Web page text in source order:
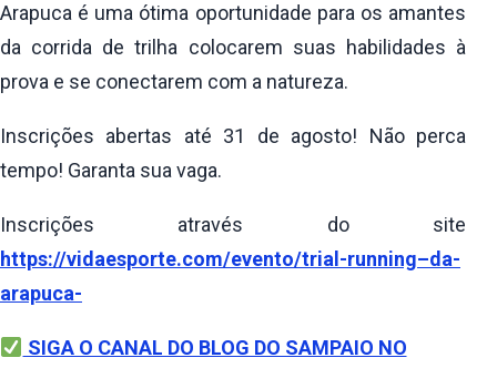
Arapuca é uma ótima oportunidade para os amantes
da corrida de trilha colocarem suas habilidades à
prova e se conectarem com a natureza.
Inscrições abertas até 31 de agosto! Não perca
tempo! Garanta sua vaga.
Inscrições através do site
https://vidaesporte.com/evento/trial-running–da-
arapuca-
SIGA O CANAL DO BLOG DO SAMPAIO NO